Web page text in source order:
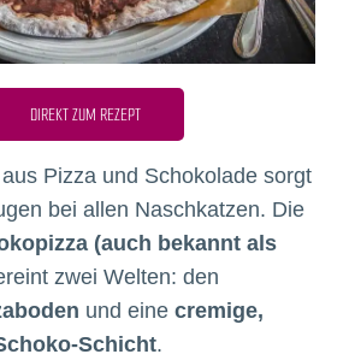
DIREKT ZUM REZEPT
Pizza und Schokolade sorgt
bei allen Naschkatzen. Die
(auch bekannt als
zwei Welten: den
und eine cremige,
Schicht.